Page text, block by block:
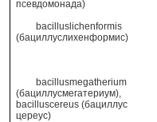
псевдомонада)
bacilluslichenformis
(бациллуслихенформис)
bacillusmegatherium
(бациллусмегатериум),
bacilluscereus (бациллус
цереус)